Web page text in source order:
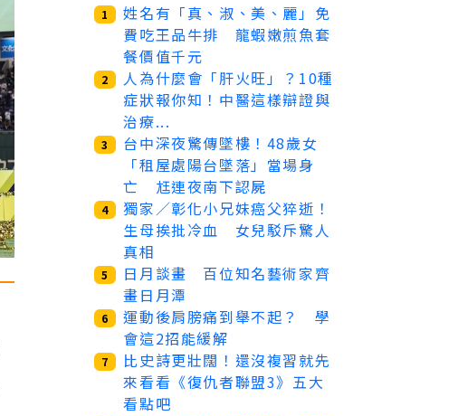
1
姓名有「真、淑、美、麗」免
費吃王品牛排 龍蝦嫩煎魚套
餐價值千元
2
人為什麼會「肝火旺」？10種
症狀報你知！中醫這樣辯證與
治療...
3
台中深夜驚傳墜樓！48歲女
「租屋處陽台墜落」當場身
亡 尪連夜南下認屍
4
獨家／彰化小兄妹癌父猝逝！
生母挨批冷血 女兒駁斥驚人
真相
5
日月談畫 百位知名藝術家齊
畫日月潭
6
運動後肩膀痛到舉不起？ 學
會這2招能緩解
7
比史詩更壯闊！還沒複習就先
來看看《復仇者聯盟3》五大
看點吧